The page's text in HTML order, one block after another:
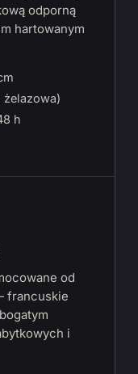
odporną
hartowanym
żelazowa)
h
od
francuskie
i